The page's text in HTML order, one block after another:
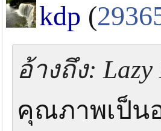
kdp (
อ้างถึง:
คุณภาพเป็น